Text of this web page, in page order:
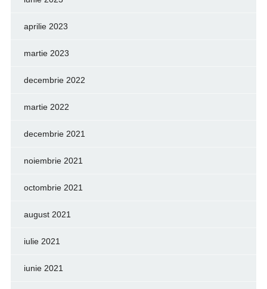
aprilie 2023
martie 2023
decembrie 2022
martie 2022
decembrie 2021
noiembrie 2021
octombrie 2021
august 2021
iulie 2021
iunie 2021